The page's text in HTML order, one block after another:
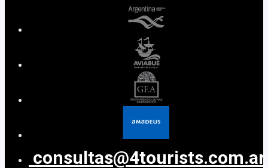
consultas@4tourists.com.ar